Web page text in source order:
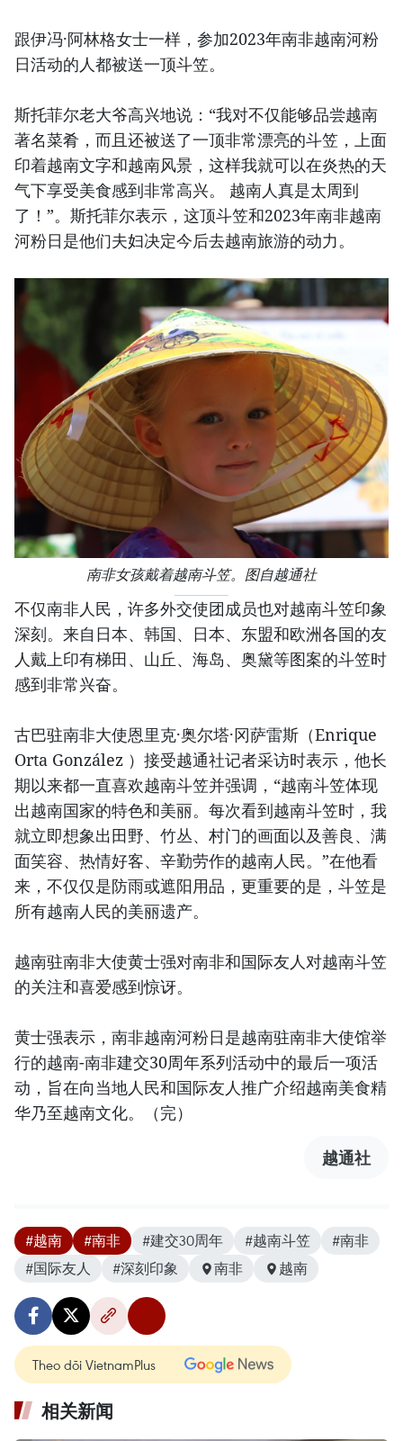
跟伊冯·阿林格女士一样，参加2023年南非越南河粉
日活动的人都被送一顶斗笠。
斯托菲尔老大爷高兴地说：“我对不仅能够品尝越南
著名菜肴，而且还被送了一顶非常漂亮的斗笠，上面
印着越南文字和越南风景，这样我就可以在炎热的天
气下享受美食感到非常高兴。 越南人真是太周到
了！”。斯托菲尔表示，这顶斗笠和2023年南非越南
河粉日是他们夫妇决定今后去越南旅游的动力。
南非女孩戴着越南斗笠。图自越通社
不仅南非人民，许多外交使团成员也对越南斗笠印象
深刻。来自日本、韩国、日本、东盟和欧洲各国的友
人戴上印有梯田、山丘、海岛、奥黛等图案的斗笠时
感到非常兴奋。
古巴驻南非大使恩里克·奥尔塔·冈萨雷斯（Enrique
Orta González ）接受越通社记者采访时表示，他长
期以来都一直喜欢越南斗笠并强调，“越南斗笠体现
出越南国家的特色和美丽。每次看到越南斗笠时，我
就立即想象出田野、竹丛、村门的画面以及善良、满
面笑容、热情好客、辛勤劳作的越南人民。”在他看
来，不仅仅是防雨或遮阳用品，更重要的是，斗笠是
所有越南人民的美丽遗产。
越南驻南非大使黄士强对南非和国际友人对越南斗笠
的关注和喜爱感到惊讶。
黄士强表示，南非越南河粉日是越南驻南非大使馆举
行的越南-南非建交30周年系列活动中的最后一项活
动，旨在向当地人民和国际友人推广介绍越南美食精
华乃至越南文化。（完）
越通社
#越南 #南非 #建交30周年 #越南斗笠
#南非
#国际友人
#深刻印象 南非 越南
Theo dõi VietnamPlus
相关新闻